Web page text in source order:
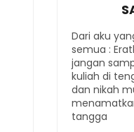
Dari aku
semua :
jangan
kuliah di
dan nikah
tangga